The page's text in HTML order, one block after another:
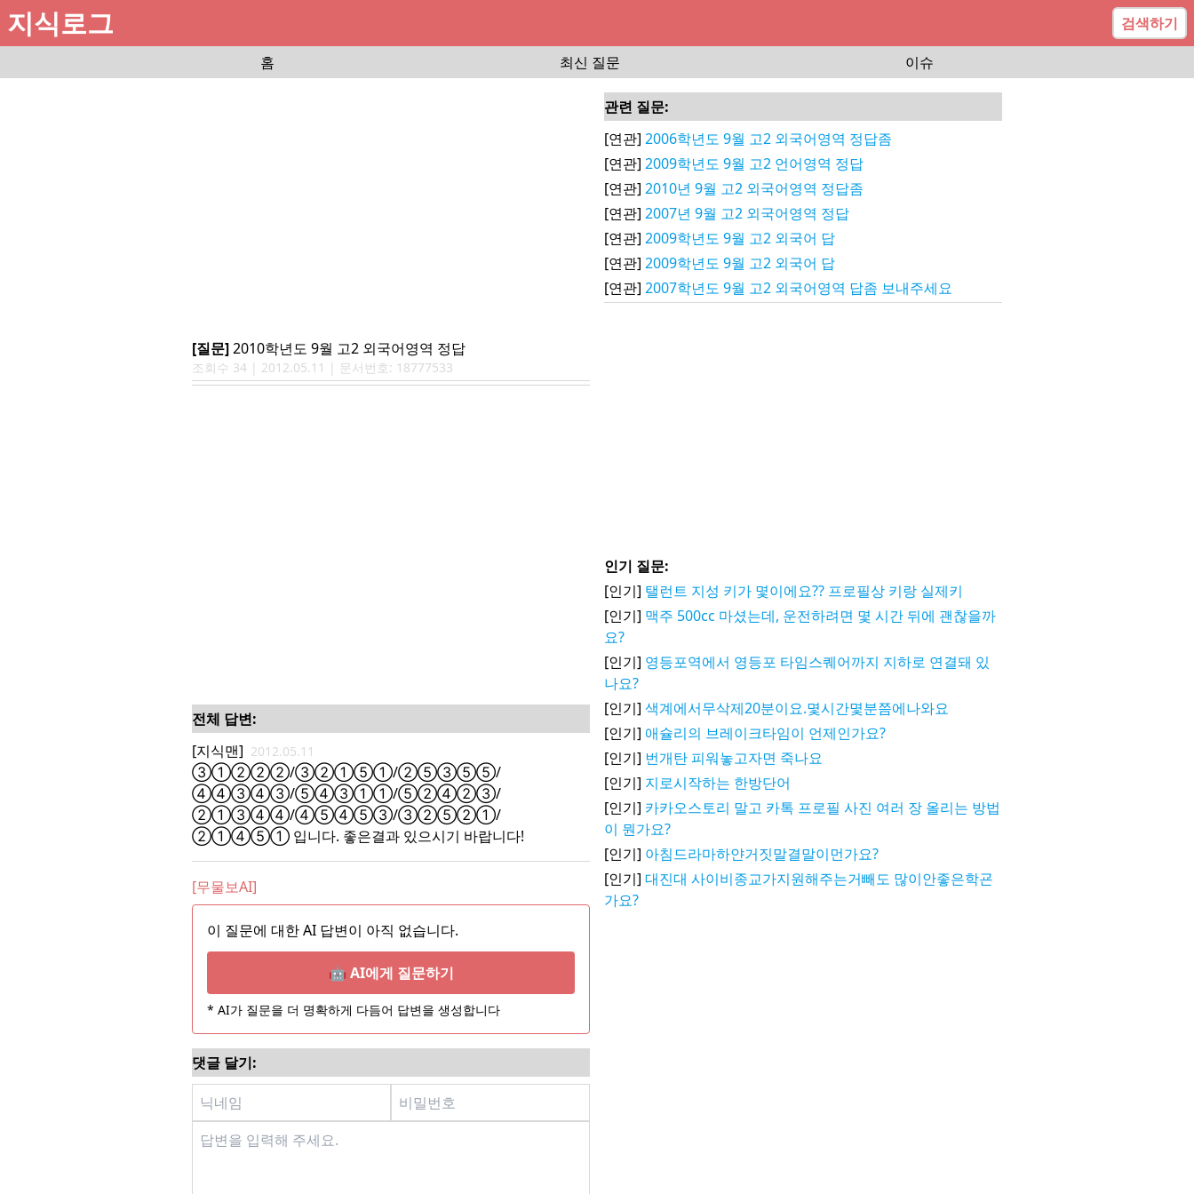
지식로그
검색하기
홈
최신 질문 이슈
[질문]2010학년도 9월 고2 외국어영역 정답
조회수 34 | 2012.05.11 | 문서번호: 18777533
전체 답변:
[지식맨] 2012.05.11
③①②②②/③②①⑤①/②⑤③⑤⑤/
④④③④③/⑤④③①①/⑤②④②③/
②①③④④/④⑤④⑤③/③②⑤②①/
②①④⑤① 입니다. 좋은결과 있으시기 바랍니다!
[무물보AI]
이 질문에 대한 AI 답변이 아직 없습니다.
🤖 AI에게 질문하기
* AI가 질문을 더 명확하게 다듬어 답변을 생성합니다
댓글 달기:
관련 질문:
[연관] 2006학년도 9월 고2 외국어영역 정답좀
[연관] 2009학년도 9월 고2 언어영역 정답
[연관] 2010년 9월 고2 외국어영역 정답좀
[연관] 2007년 9월 고2 외국어영역 정답
[연관] 2009학년도 9월 고2 외국어 답
[연관] 2009학년도 9월 고2 외국어 답
[연관] 2007학년도 9월 고2 외국어영역 답좀 보내주세요
인기 질문:
[인기] 탤런트 지성 키가 몇이에요?? 프로필상 키랑 실제키
[인기] 맥주 500cc 마셨는데, 운전하려면 몇 시간 뒤에 괜찮을까
요?
[인기] 영등포역에서 영등포 타임스퀘어까지 지하로 연결돼 있
나요?
[인기] 색계에서무삭제20분이요.몇시간몇분쯤에나와요
[인기] 애슐리의 브레이크타임이 언제인가요?
[인기] 번개탄 피워놓고자면 죽나요
[인기] 지로시작하는 한방단어
[인기] 카카오스토리 말고 카톡 프로필 사진 여러 장 올리는 방법
이 뭔가요?
[인기] 아침드라마하얀거짓말결말이먼가요?
[인기] 대진대 사이비종교가지원해주는거빼도 많이안좋은학굔
가요?